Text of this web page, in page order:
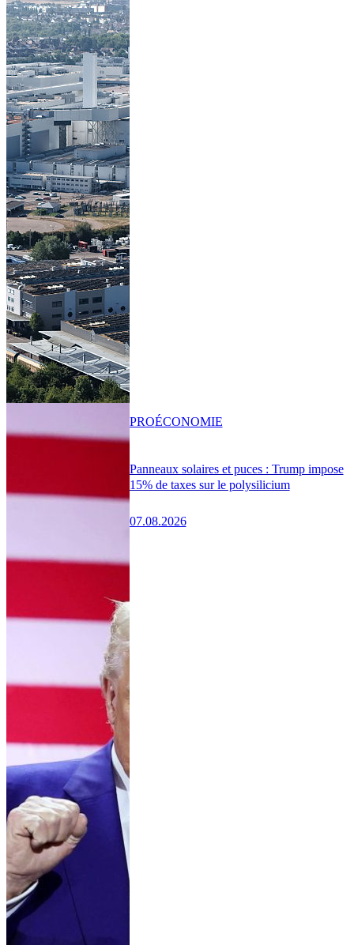
Panneaux solaires et puces : Trump impose
15% de taxes sur le polysilicium
07.08.2026
PROÉCONOMIE